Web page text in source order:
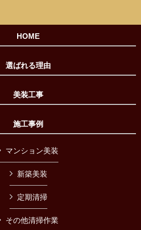
HOME
選ばれる理由
美装工事
施工事例
マンション美装
新築美装
定期清掃
その他清掃作業